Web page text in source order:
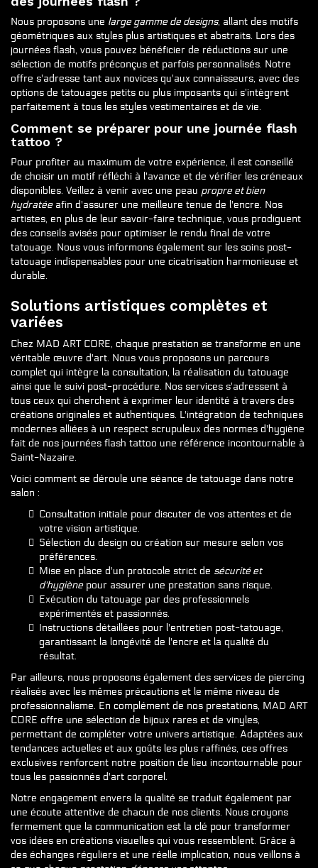
Nous proposons une large gamme de designs, allant des motifs
géométriques aux styles plus artistiques et abstraits. Lors des
journées flash, vous pouvez bénéficier de réductions sur une
sélection de motifs préconçus et parfois personnalisés. Notre
offre s'adresse tant aux novices qu'aux connaisseurs, avec des
options de tatouages petits ou plus imposants qui s'intègrent
parfaitement à tous les styles vestimentaires et de vie.
Comment se préparer pour une journée flash
tattoo ?
Pour profiter au maximum de votre expérience, il est conseillé
de choisir un motif réfléchi à l'avance et de vérifier les créneaux
disponibles. Veillez à venir avec une peau propre et bien
hydratéeafin d'assurer une meilleure tenue de l'encre. Nos
artistes, en plus de leur savoir-faire technique, vous prodiguent
des conseils avisés pour optimiser le rendu final de votre
tatouage. Nous vous informons également sur les soins post-
tatouage indispensables pour une cicatrisation harmonieuse et
durable.
Solutions artistiques complètes et
variées
Chez MAD ART CORE, chaque prestation se transforme en une
véritable œuvre d'art. Nous vous proposons un parcours
complet qui intègre la consultation, la réalisation du tatouage
ainsi que le suivi post-procédure. Nos services s'adressent à
tous ceux qui cherchent à exprimer leur identité à travers des
créations originales et authentiques. L'intégration de techniques
modernes alliées à un respect scrupuleux des normes d'hygiène
fait de nos journées flash tattoo une référence incontournable à
Saint-Nazaire.
Voici comment se déroule une séance de tatouage dans notre
salon :
Consultation initiale pour discuter de vos attentes et de
votre vision artistique.
Sélection du design ou création sur mesure selon vos
préférences.
Mise en place d'un protocole strict de sécurité et
d'hygiènepour assurer une prestation sans risque.
Exécution du tatouage par des professionnels
expérimentés et passionnés.
Instructions détaillées pour l'entretien post-tatouage,
garantissant la longévité de l'encre et la qualité du
résultat.
Par ailleurs, nous proposons également des services de piercing
réalisés avec les mêmes précautions et le même niveau de
professionnalisme. En complément de nos prestations, MAD ART
CORE offre une sélection de bijoux rares et de vinyles,
permettant de compléter votre univers artistique. Adaptées aux
tendances actuelles et aux goûts les plus raffinés, ces offres
exclusives renforcent notre position de lieu incontournable pour
tous les passionnés d'art corporel.
Notre engagement envers la qualité se traduit également par
une écoute attentive de chacun de nos clients. Nous croyons
fermement que la communication est la clé pour transformer
vos idées en créations visuelles qui vous ressemblent. Grâce à
des échanges réguliers et une réelle implication, nous veillons à